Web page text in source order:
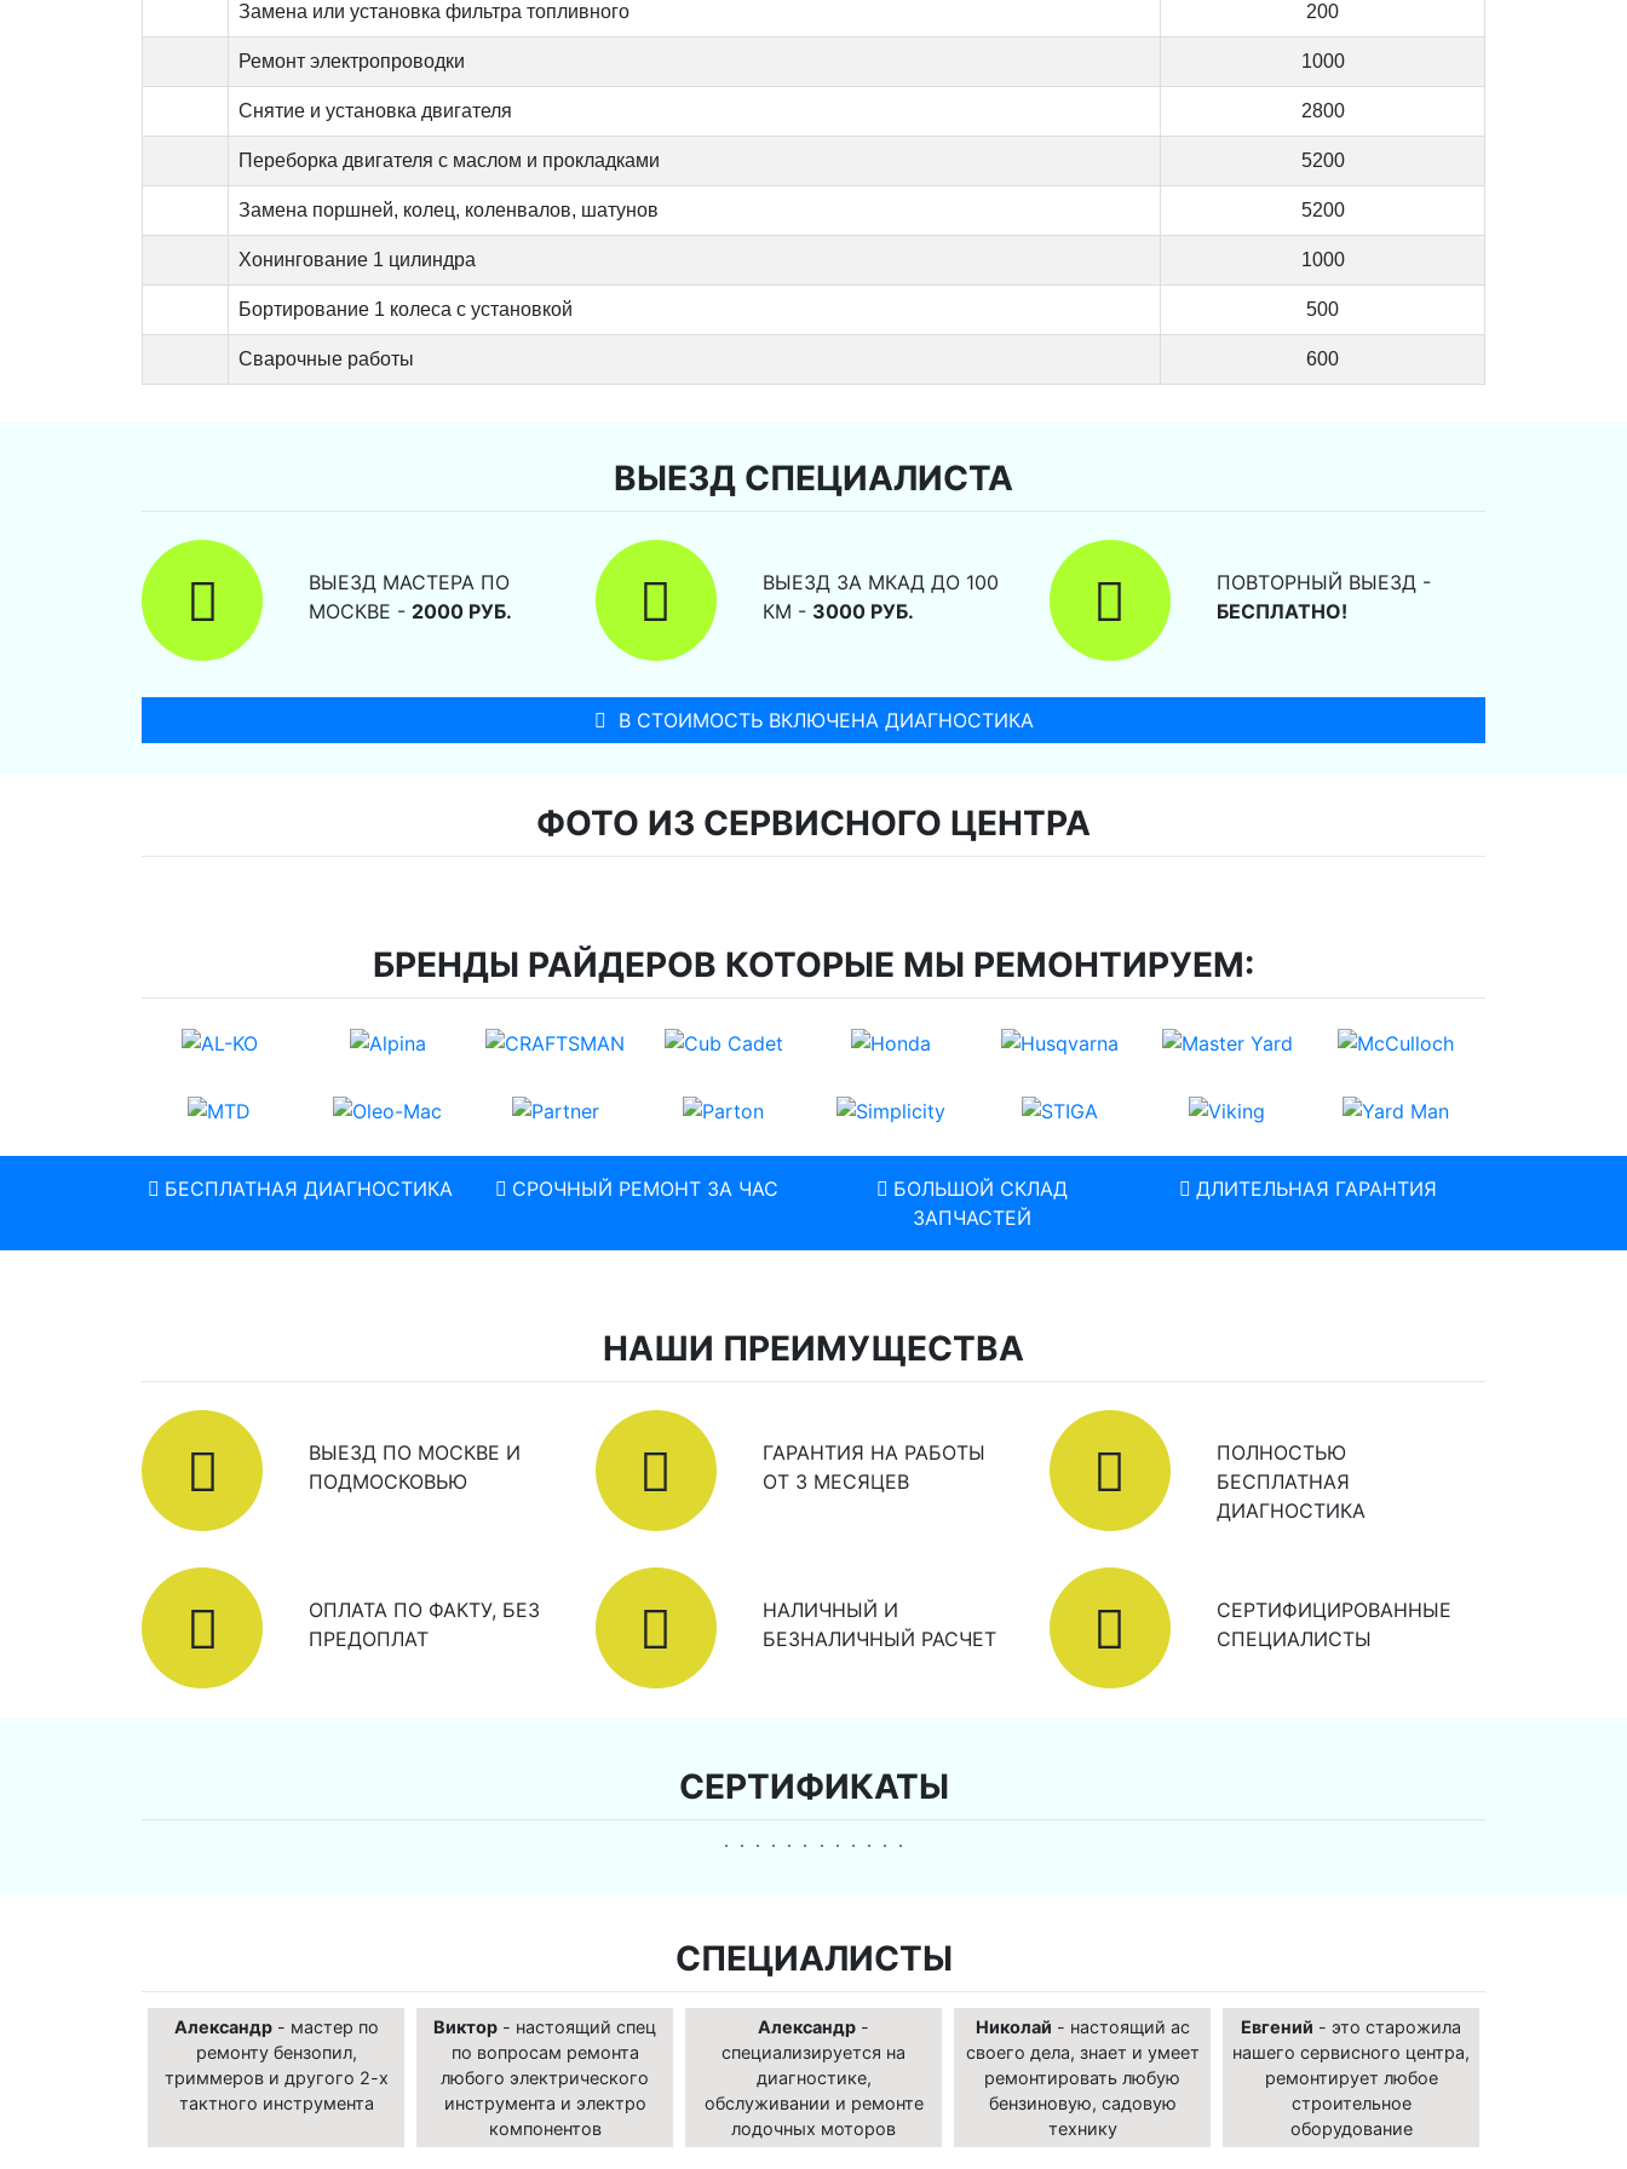
Замена или установка фильтра топливного 200
Ремонт электропроводки 1000
Снятие и установка двигателя 2800
Переборка двигателя с маслом и прокладками 5200
Замена поршней, колец, коленвалов, шатунов 5200
Хонингование 1 цилиндра 1000
Бортирование 1 колеса с установкой 500
Сварочные работы 600
ВЫЕЗД СПЕЦИАЛИСТА
ВЫЕЗД МАСТЕРА ПО
МОСКВЕ - 2000 РУБ.
ВЫЕЗД ЗА МКАД ДО 100
КМ - 3000 РУБ.
ПОВТОРНЫЙ ВЫЕЗД -
БЕСПЛАТНО!
В СТОИМОСТЬ ВКЛЮЧЕНА ДИАГНОСТИКА
ФОТО ИЗ СЕРВИСНОГО ЦЕНТРА
БРЕНДЫ РАЙДЕРОВ КОТОРЫЕ МЫ РЕМОНТИРУЕМ:
БЕСПЛАТНАЯ ДИАГНОСТИКА СРОЧНЫЙ РЕМОНТ ЗА ЧАС
БОЛЬШОЙ СКЛАД
ЗАПЧАСТЕЙ
ДЛИТЕЛЬНАЯ ГАРАНТИЯ
НАШИ ПРЕИМУЩЕСТВА
ВЫЕЗД ПО МОСКВЕ И
ПОДМОСКОВЬЮ
ГАРАНТИЯ НА РАБОТЫ
ОТ 3 МЕСЯЦЕВ
ПОЛНОСТЬЮ
БЕСПЛАТНАЯ
ДИАГНОСТИКА
ОПЛАТА ПО ФАКТУ, БЕЗ
ПРЕДОПЛАТ
НАЛИЧНЫЙ И
БЕЗНАЛИЧНЫЙ РАСЧЕТ
СЕРТИФИЦИРОВАННЫЕ
СПЕЦИАЛИСТЫ
СЕРТИФИКАТЫ
СПЕЦИАЛИСТЫ
Александр- мастер по
ремонту бензопил,
триммеров и другого 2-х
тактного инструмента
Виктор - настоящий спец
по вопросам ремонта
любого электрического
инструмента и электро
компонентов
Александр -
специализируется на
диагностике,
обслуживании и ремонте
лодочных моторов
Николай - настоящий ас
своего дела, знает и умеет
ремонтировать любую
бензиновую, садовую
технику
Евгений - это старожила
нашего сервисного центра,
ремонтирует любое
строительное
оборудование